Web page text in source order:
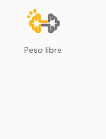
Peso libre